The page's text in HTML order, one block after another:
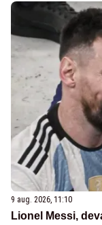
9 aug. 2026, 11:10
Lionel Messi,